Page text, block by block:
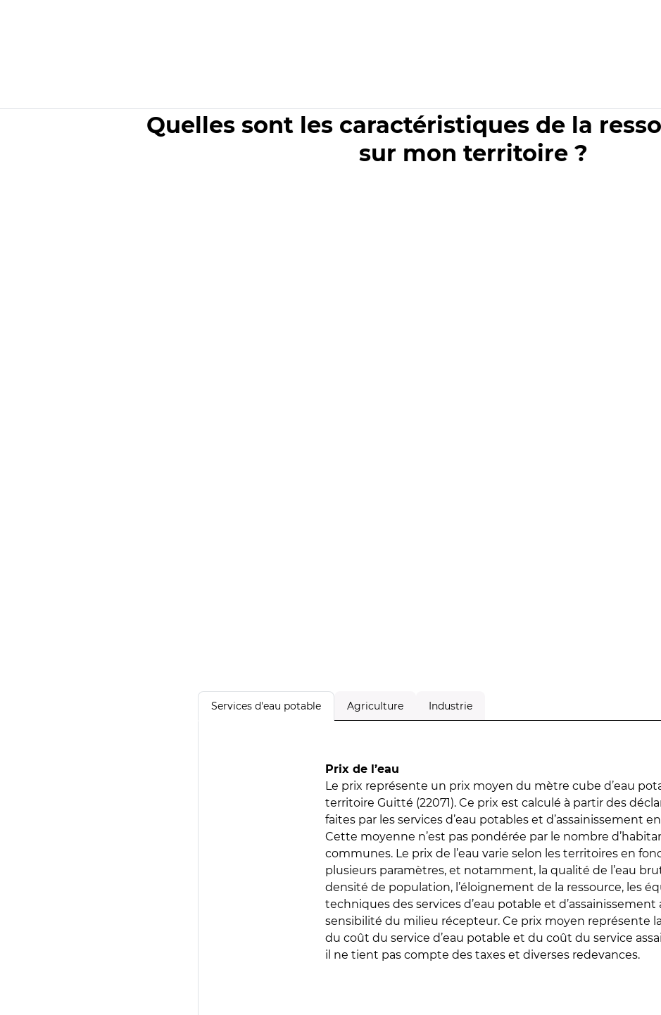
Quelles sont les caractéristiques de la
sur mon territoire ?
Services d'eau potable Agriculture Industrie
Prix de l’eau
Le prix représente un prix moyen du mètre cube d’eau
territoire Guitté (22071). Ce prix est calculé à partir des
faites par les services d’eau potables et d’assainissement
Cette moyenne n’est pas pondérée par le nombre
communes. Le prix de l’eau varie selon les territoires en
plusieurs paramètres, et notamment, la qualité de l’eau
densité de population, l’éloignement de la ressource, les
techniques des services d’eau potable et d’assainissement
sensibilité du milieu récepteur. Ce prix moyen représente
du coût du service d’eau potable et du coût du service
il ne tient pas compte des taxes et diverses redevances.